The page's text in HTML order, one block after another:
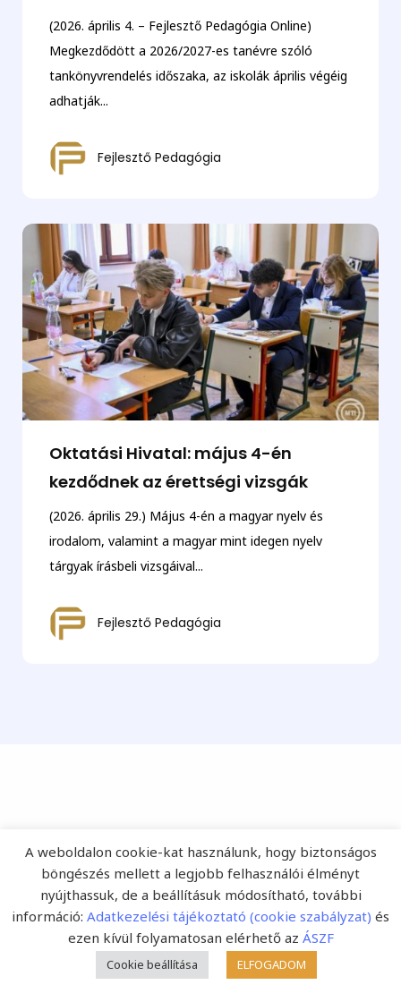
(2026. április 4. – Fejlesztő Pedagógia Online)
Megkezdődött a 2026/2027-es tanévre szóló
tankönyvrendelés időszaka, az iskolák április végéig
adhatják...
Fejlesztő Pedagógia
Oktatási Hivatal: május 4-én
kezdődnek az érettségi vizsgák
(2026. április 29.) Május 4-én a magyar nyelv és
irodalom, valamint a magyar mint idegen nyelv
tárgyak írásbeli vizsgáival...
Fejlesztő Pedagógia
A weboldalon cookie-kat használunk, hogy biztonságos
böngészés mellett a legjobb felhasználói élményt
nyújthassuk, de a beállításuk módosítható, további
információ: Adatkezelési tájékoztató (cookie szabályzat) és
ezen kívül folyamatosan elérhető az ÁSZF
Cookie beállítása ELFOGADOM